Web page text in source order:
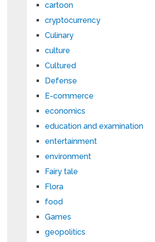
cartoon
cryptocurrency
Culinary
culture
Cultured
Defense
E-commerce
economics
education and examination
entertainment
environment
Fairy tale
Flora
food
Games
geopolitics